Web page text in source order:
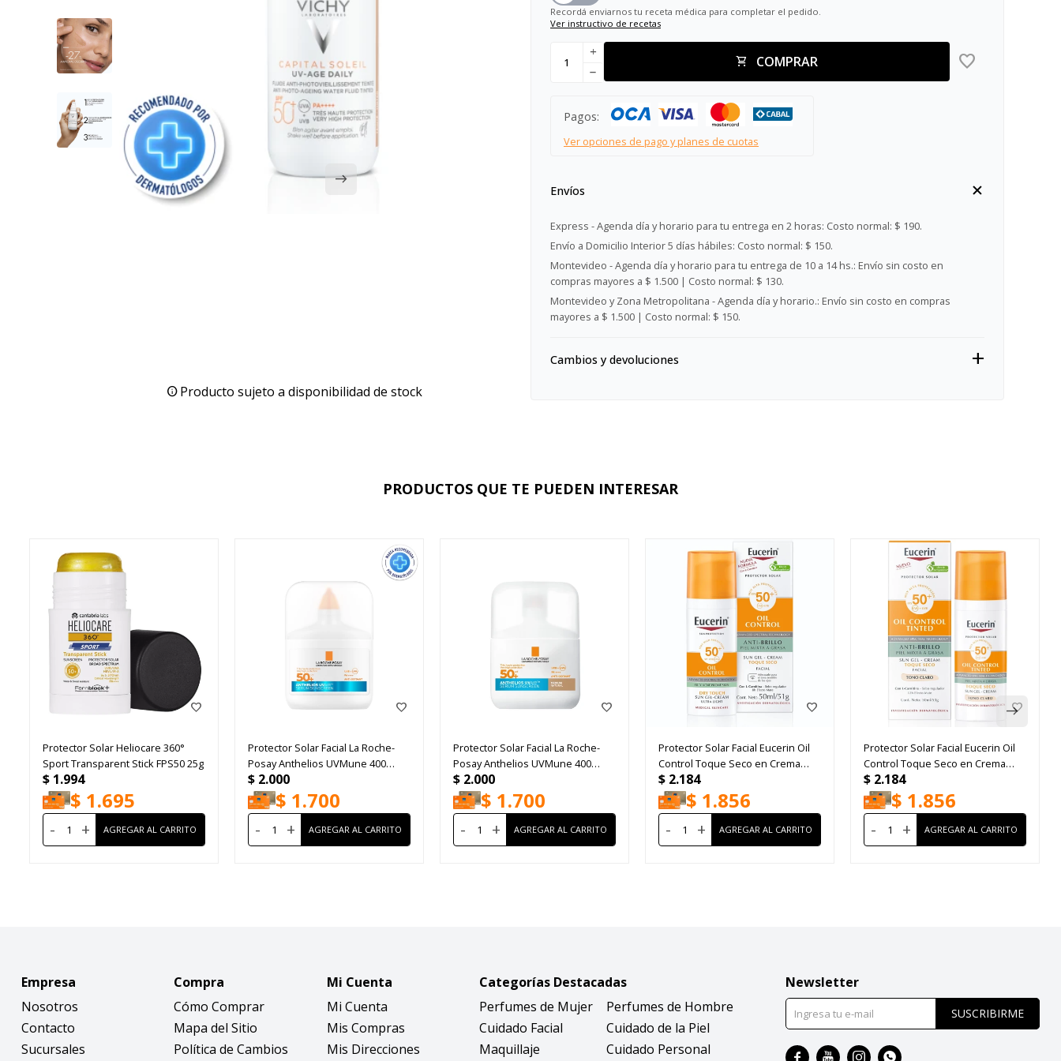
Producto sujeto a disponibilidad de stock
Recordá enviarnos tu receta médica para completar el pedido.
Ver instructivo de recetas
COMPRAR
add
remove
Pagos:
Ver opciones de pago y planes de cuotas
Envíos
Express - Agenda día y horario para tu entrega en 2 horas: Costo normal: $ 190.
Envío a Domicilio Interior 5 días hábiles: Costo normal: $ 150.
Montevideo - Agenda día y horario para tu entrega de 10 a 14 hs.: Envío sin costo en
compras mayores a $ 1.500 | Costo normal: $ 130.
Montevideo y Zona Metropolitana - Agenda día y horario.: Envío sin costo en compras
mayores a $ 1.500 | Costo normal: $ 150.
Cambios y devoluciones
PRODUCTOS QUE TE PUEDEN INTERESAR
Protector Solar Heliocare 360°
Sport Transparent Stick FPS50 25g
$ 1.994
$ 1.695
- +
Protector Solar Facial La Roche-
Posay Anthelios UVMune 400
FPS50+ 50ml
$ 2.000
$ 1.700
- +
Protector Solar Facial La Roche-
Posay Anthelios UVMune 400
FPS50+ Tono Medium 50ml
$ 2.000
$ 1.700
- +
Protector Solar Facial Eucerin Oil
Control Toque Seco en Crema
FPS50 50ml
$ 2.184
$ 1.856
- +
Protector Solar Facial Eucerin Oil
Control Toque Seco en Crema
Claro FPS50 50ml
$ 2.184
$ 1.856
- +
Empresa
Nosotros
Contacto
Sucursales
Compra
Cómo Comprar
Mapa del Sitio
Política de Cambios
Mi Cuenta
Mi Cuenta
Mis Compras
Mis Direcciones
Categorías Destacadas
Perfumes de Mujer
Perfumes de Hombre
Cuidado Facial
Cuidado de la Piel
Maquillaje
Cuidado Personal
Newsletter
SUSCRIBIRME
   